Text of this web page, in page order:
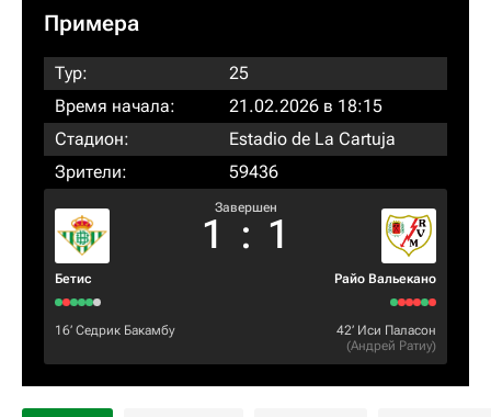
Примера
Тур:
25
Время начала:
21.02.2026 в 18:15
Стадион:
Estadio de La Cartuja
Зрители:
59436
Бетис
Завершен
1 : 1
Райо Вальекано
16‎’‎ Седрик Бакамбу 42‎’‎ Иси Паласон
(Андрей Ратиу)